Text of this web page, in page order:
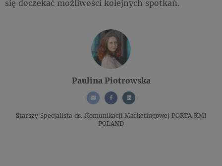
się doczekać możliwości kolejnych spotkań.
Paulina Piotrowska
Starszy Specjalista ds. Komunikacji Marketingowej PORTA KMI
POLAND